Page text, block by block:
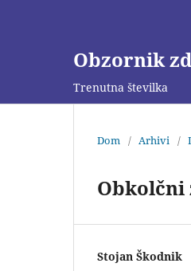
Obzornik
Trenutna številka
Dom / Arhivi /
Obkolčni
Stojan Škodnik